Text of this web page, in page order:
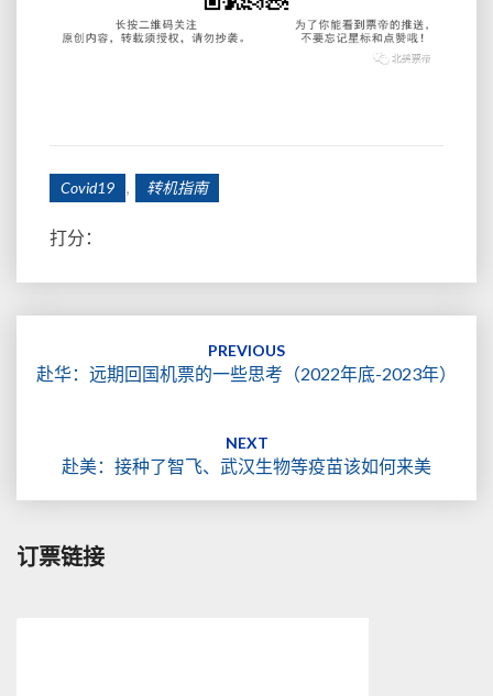
Covid19 , 转机指南
打分：
PREVIOUS
赴华：远期回国机票的一些思考（2022年底-2023年）
NEXT
赴美：接种了智飞、武汉生物等疫苗该如何来美
订票链接